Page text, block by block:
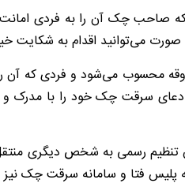
چک آن را به فردی امانت
می‌توانید اقدام به شکایت
محسوب می‌شود و فردی که آن
سرقت چک خود را با مدرک و
تنظیم رسمی به شخص دیگری
فتا و سامانه سرقت چک نیز